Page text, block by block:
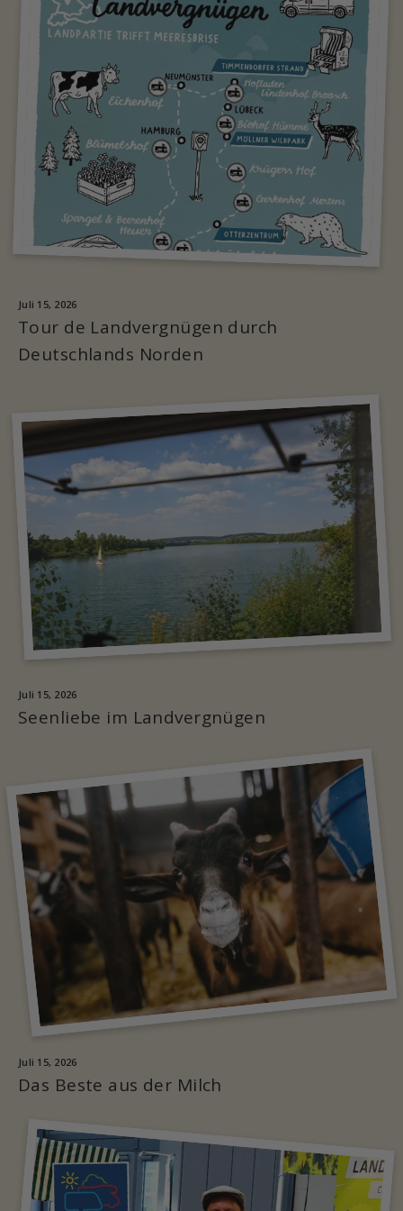
Juli 15, 2026
Tour de Landvergnügen durch
Deutschlands Norden
Juli 15, 2026
Seenliebe im Landvergnügen
Juli 15, 2026
Das Beste aus der Milch